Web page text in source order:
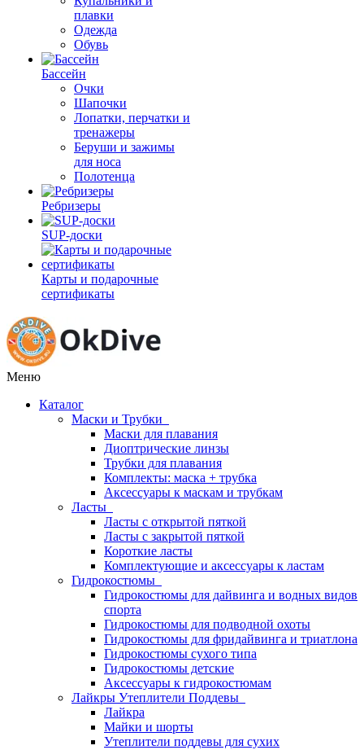
плавки
Одежда
Обувь
Бассейн
Очки
Шапочки
Лопатки, перчатки и
тренажеры
Беруши и зажимы
для носа
Полотенца
Ребризеры
SUP-доски
Карты и подарочные
сертификаты
Меню
Каталог
Маски и Трубки
Маски для плавания
Диоптрические линзы
Трубки для плавания
Комплекты: маска + трубка
Аксессуары к маскам и трубкам
Ласты
Ласты с открытой пяткой
Ласты с закрытой пяткой
Короткие ласты
Комплектующие и аксессуары к ластам
Гидрокостюмы
Гидрокостюмы для дайвинга и водных видов
спорта
Гидрокостюмы для подводной охоты
Гидрокостюмы для фридайвинга и триатлона
Гидрокостюмы сухого типа
Гидрокостюмы детские
Аксессуары к гидрокостюмам
Лайкры Утеплители Поддевы
Лайкра
Майки и шорты
Утеплители поддевы для сухих